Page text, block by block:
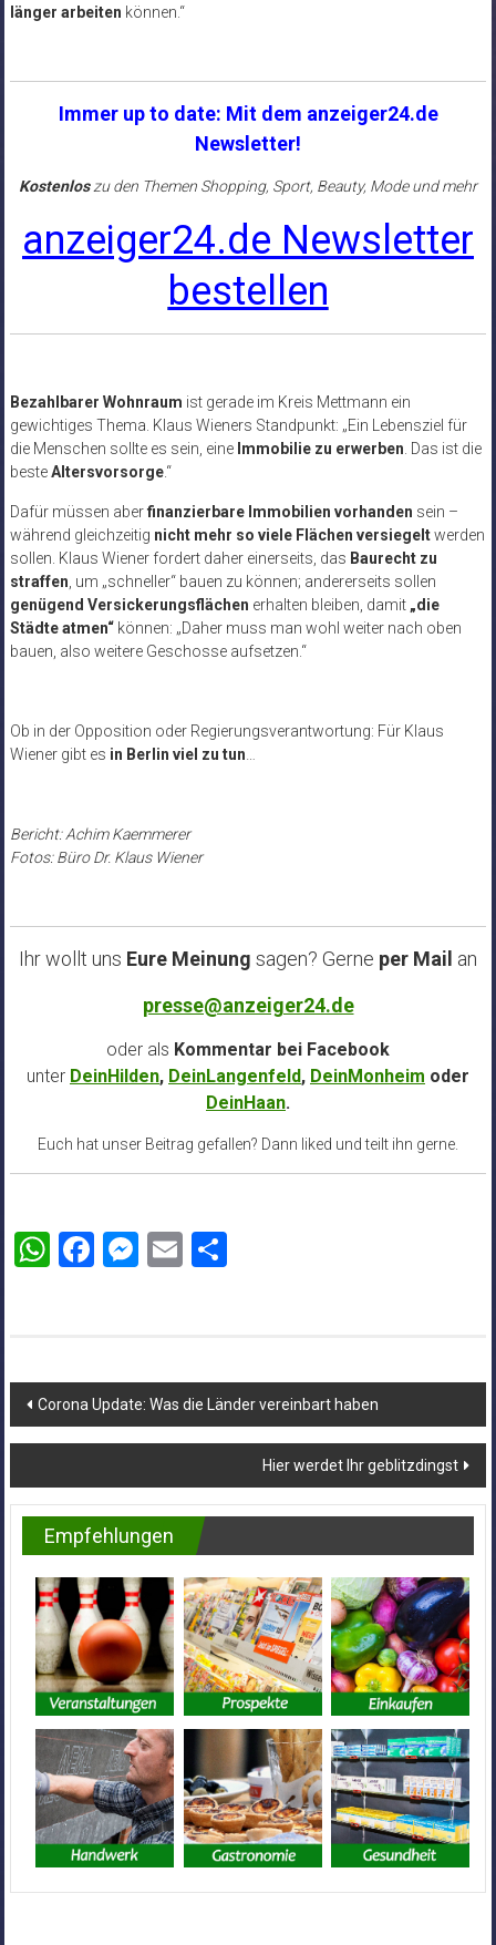
länger arbeiten können.“
Immer up to date: Mit dem anzeiger24.de
Newsletter!
Kostenloszu den Themen Shopping, Sport, Beauty, Mode und mehr
anzeiger24.de Newsletter
bestellen
Bezahlbarer Wohnraum ist gerade im Kreis Mettmann ein
gewichtiges Thema. Klaus Wieners Standpunkt: „Ein Lebensziel für
die Menschen sollte es sein, eine Immobilie zu erwerben . Das ist die
besteAltersvorsorge.“
Dafür müssen aberfinanzierbare Immobilien vorhanden sein –
während gleichzeitig nicht mehr so viele Flächen versiegeltwerden
sollen. Klaus Wiener fordert daher einerseits, das Baurecht zu
straffen , um „schneller“ bauen zu können; andererseits sollen
genügend Versickerungsflächen erhalten bleiben, damit „die
Städte atmen“können: „Daher muss man wohl weiter nach oben
bauen, also weitere Geschosse aufsetzen.“
Ob in der Opposition oder Regierungsverantwortung: Für Klaus
Wiener gibt es in Berlin viel zu tun
Bericht: Achim Kaemmerer
Fotos: Büro Dr. Klaus Wiener
Ihr wollt uns Eure Meinung sagen? Gerne per Mail an
presse@anzeiger24.de
oder als Kommentar bei Facebook
unter DeinHilden, DeinLangenfeld, DeinMonheim oder
DeinHaan.
Euch hat unser Beitrag gefallen? Dann liked und teilt ihn gerne.
WhatsApp
Facebook
Messenger
EmailTeilen
Beitragsnavigation
Corona Update: Was die Länder vereinbart haben
Hier werdet Ihr geblitzdingst
Empfehlungen